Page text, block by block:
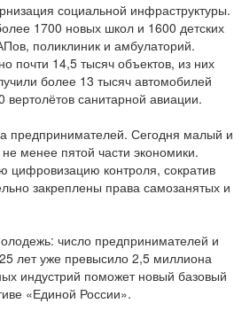
социальной инфраструктуры.
1700 новых школ и 1600 детских
поликлиник и амбулаторий.
почти 14,5 тысяч объектов, из них
более 13 тысяч автомобилей
санитарной авиации.
предпринимателей. Сегодня малый и
менее пятой части экономики.
цифровизацию контроля, сократив
закреплены права самозанятых и
число предпринимателей и
лет уже превысило 2,5 миллиона
индустрий поможет новый базовый
«Единой России».